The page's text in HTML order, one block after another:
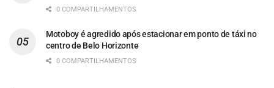
0 COMPARTILHAMENTOS
Motoboy é agredido após estacionar em ponto de táxi no
centro de Belo Horizonte
0 COMPARTILHAMENTOS